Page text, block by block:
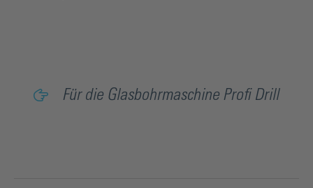
Für die Glasbohrmaschine Profi Drill